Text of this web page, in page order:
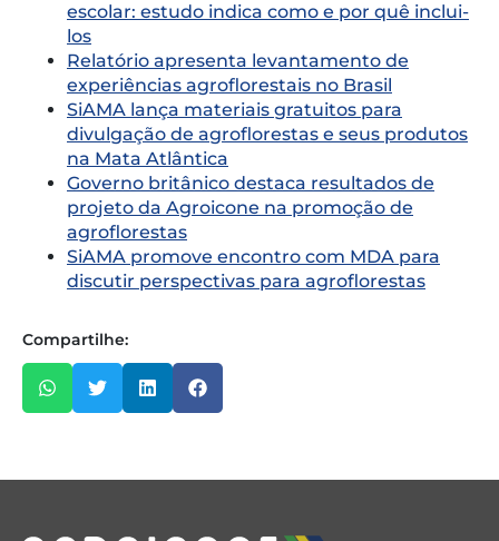
escolar: estudo indica como e por quê inclui-
los
Relatório apresenta levantamento de
experiências agroflorestais no Brasil
SiAMA lança materiais gratuitos para
divulgação de agroflorestas e seus produtos
na Mata Atlântica
Governo britânico destaca resultados de
projeto da Agroicone na promoção de
agroflorestas
SiAMA promove encontro com MDA para
discutir perspectivas para agroflorestas
Compartilhe: